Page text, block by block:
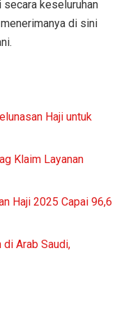
secara keseluruhan
di sini
Haji untuk
Klaim Layanan
Haji 2025 Capai 96,6
Arab Saudi,